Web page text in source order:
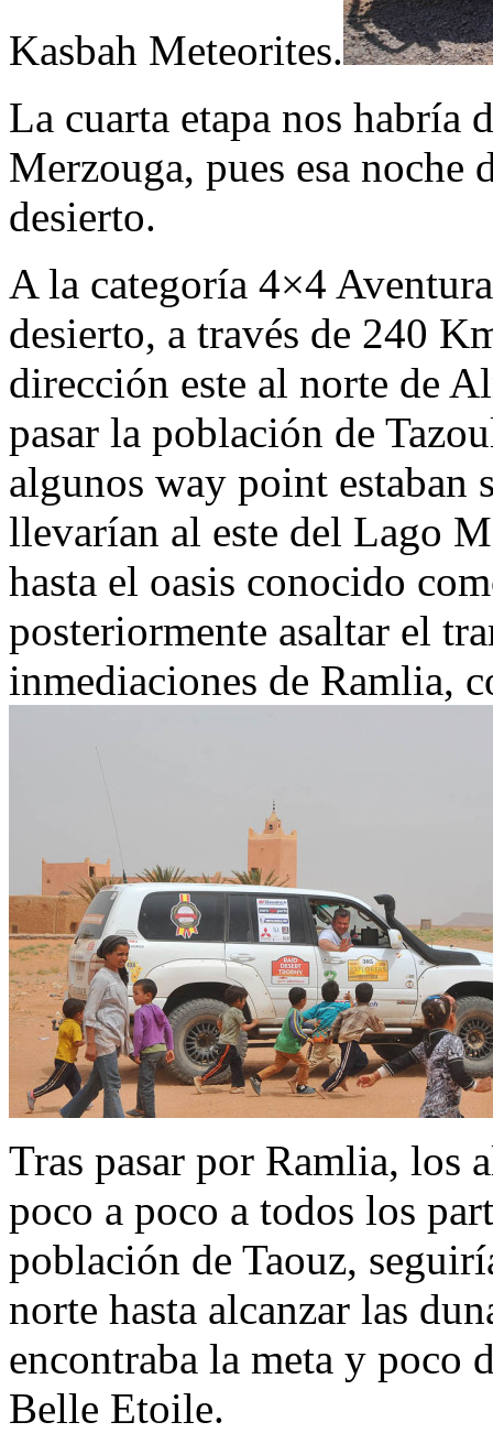
Kasbah Meteorites.
La cuarta etapa nos habría
Merzouga, pues esa
desierto.
A la categoría 4×4
desierto, a través de 240
dirección este al norte de
pasar la población de
algunos way point estaban
llevarían al este del Lago
hasta el oasis conocido
posteriormente asaltar el
inmediaciones de Ramlia,
Tras pasar por Ramlia, los
poco a poco a todos los
población de Taouz,
norte hasta alcanzar las
encontraba la meta y poco
Belle Etoile.